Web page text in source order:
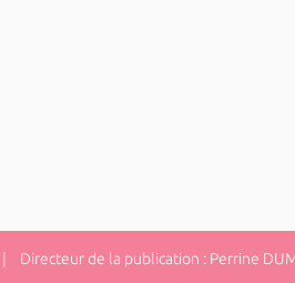
Directeur de la publication : Perrine